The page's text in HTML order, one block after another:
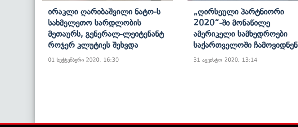
Ირაკლი Ღარიბაშვილი Ნატო-Ს
Სახმელეთო Სარდლობის
Მეთაურს, Გენერალ-Ლეიტენანტ
Როჯერ Კლუტიეს Შეხვდა
01 სექტემბერი 2020, 16:30
„ღირსეული Პარტნიორი
2020“-Ში Მონაწილე
Ამერიკელი Სამხედროები
Საქართველოში Ჩამოვიდნენ
31 აგვისტო 2020, 13:14